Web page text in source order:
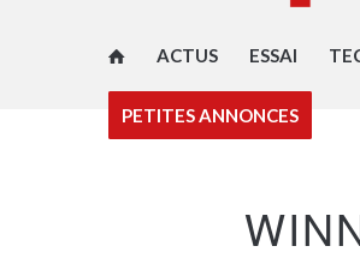
ACTUS ESSAI
PETITES ANNONCES